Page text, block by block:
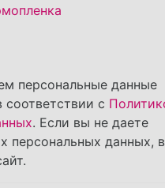
персональные данные
соответствии с
. Если вы не даете
персональных данных,